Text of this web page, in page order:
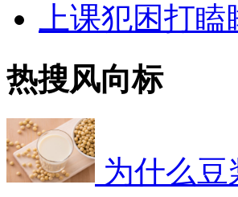
上课犯困打
热搜风向标
为什么